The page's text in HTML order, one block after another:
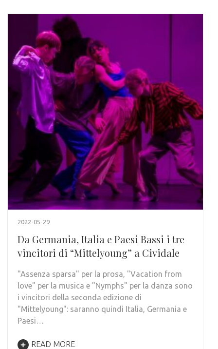
2022-05-29
Da Germania, Italia e Paesi Bassi i tre
vincitori di “Mittelyoung” a Cividale
"Assenza sparsa" per la prosa, "Vacation from
love" per la musica e "Nymphs" per la danza sono
i vincitori della seconda edizione di
"Mittelyoung": saranno quindi Italia, Germania e
Paesi…
READ MORE